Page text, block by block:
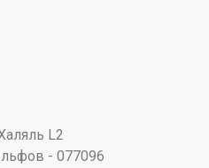
L2
- 077096